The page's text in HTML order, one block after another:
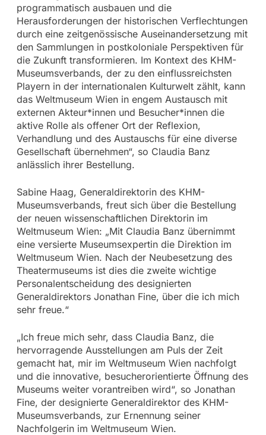
programmatisch ausbauen und die
Herausforderungen der historischen Verflechtungen
durch eine zeitgenössische Auseinandersetzung mit
den Sammlungen in postkoloniale Perspektiven für
die Zukunft transformieren. Im Kontext des KHM-
Museumsverbands, der zu den einflussreichsten
Playern in der internationalen Kulturwelt zählt, kann
das Weltmuseum Wien in engem Austausch mit
externen Akteur*innen und Besucher*innen die
aktive Rolle als offener Ort der Reflexion,
Verhandlung und des Austauschs für eine diverse
Gesellschaft übernehmen“, so Claudia Banz
anlässlich ihrer Bestellung.
Sabine Haag, Generaldirektorin des KHM-
Museumsverbands, freut sich über die Bestellung
der neuen wissenschaftlichen Direktorin im
Weltmuseum Wien: „Mit Claudia Banz übernimmt
eine versierte Museumsexpertin die Direktion im
Weltmuseum Wien. Nach der Neubesetzung des
Theatermuseums ist dies die zweite wichtige
Personalentscheidung des designierten
Generaldirektors Jonathan Fine, über die ich mich
sehr freue.“
„Ich freue mich sehr, dass Claudia Banz, die
hervorragende Ausstellungen am Puls der Zeit
gemacht hat, mir im Weltmuseum Wien nachfolgt
und die innovative, besucherorientierte Öffnung des
Museums weiter vorantreiben wird“, so Jonathan
Fine, der designierte Generaldirektor des KHM-
Museumsverbands, zur Ernennung seiner
Nachfolgerin im Weltmuseum Wien.